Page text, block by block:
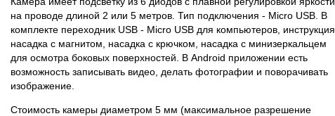
на проводе длиной 2 или 5 метров. Тип подключения - Micro USB. В
комплекте переходник USB - Micro USB для компьютеров, инструкция,
насадка с магнитом, насадка с крючком, насадка с минизеркальцем
для осмотра боковых поверхностей. В Android приложении есть
возможность записывать видео, делать фотографии и поворачивать
изображение.
Стоимость камеры диаметром 5 мм (максимальное разрешение